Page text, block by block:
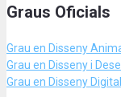
Graus Oficials
Grau en Disseny
Grau en Disseny i
Grau en Disseny